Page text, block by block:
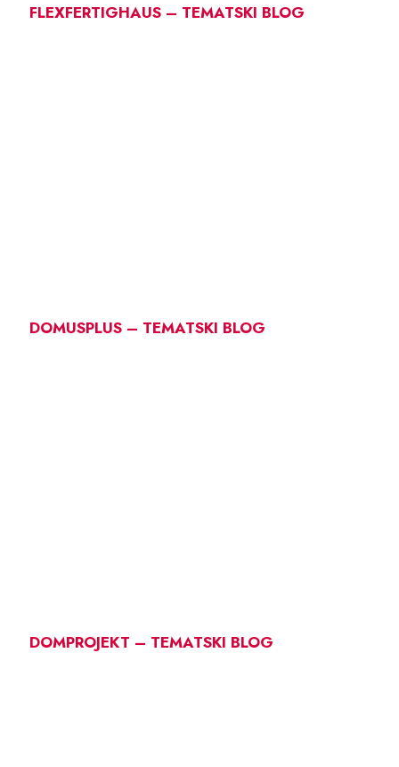
FLEXFERTIGHAUS – TEMATSKI BLOG
DOMUSPLUS – TEMATSKI BLOG
DOMPROJEKT – TEMATSKI BLOG